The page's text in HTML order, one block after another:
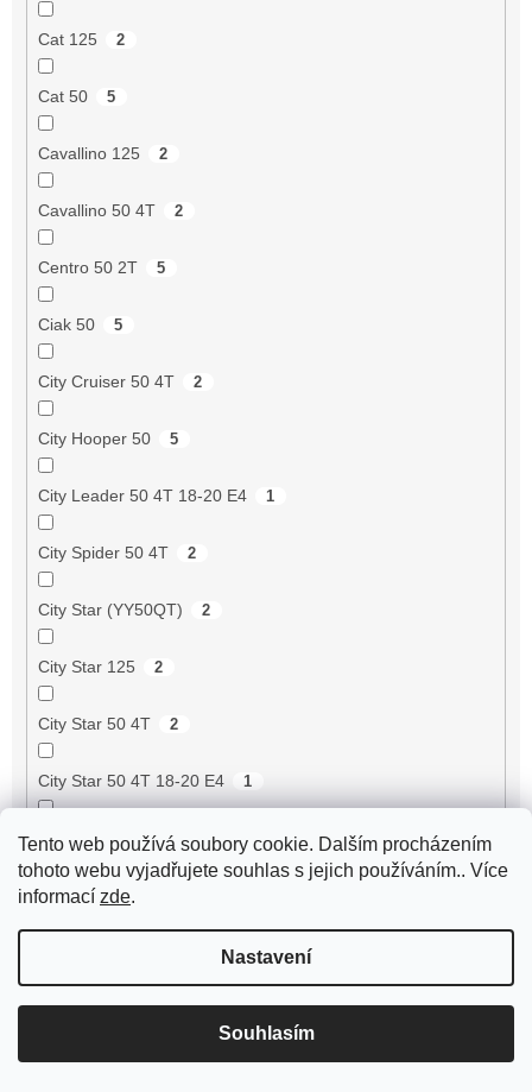
Tento web používá soubory cookie. Dalším procházením
tohoto webu vyjadřujete souhlas s jejich používáním.. Více
informací zde.
Nastavení
Souhlasím
Cat 125 2
Cat 50 5
Cavallino 125 2
Cavallino 50 4T 2
Centro 50 2T 5
Ciak 50 5
City Cruiser 50 4T 2
City Hooper 50 5
City Leader 50 4T 18-20 E4 1
City Spider 50 4T 2
City Star (YY50QT) 2
City Star 125 2
City Star 50 4T 2
City Star 50 4T 18-20 E4 1
City Star IE 50 4T 18-20 E4 1
Cityleader 50 4T
0
Cityliner 50 4T 2
Citystar 50 2T 14-17 E2 0